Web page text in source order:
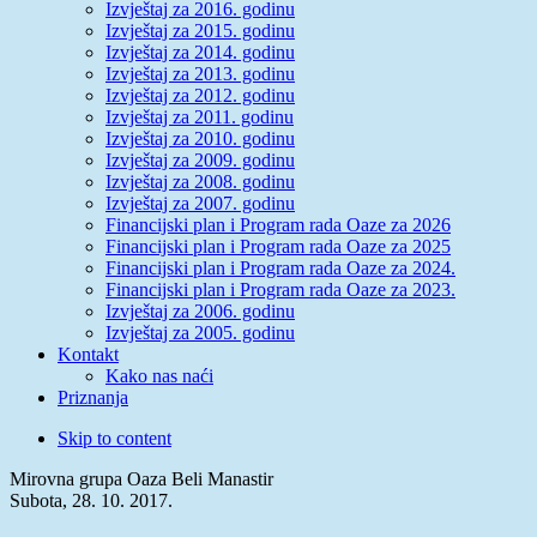
Izvještaj za 2016. godinu
Izvještaj za 2015. godinu
Izvještaj za 2014. godinu
Izvještaj za 2013. godinu
Izvještaj za 2012. godinu
Izvještaj za 2011. godinu
Izvještaj za 2010. godinu
Izvještaj za 2009. godinu
Izvještaj za 2008. godinu
Izvještaj za 2007. godinu
Financijski plan i Program rada Oaze za 2026
Financijski plan i Program rada Oaze za 2025
Financijski plan i Program rada Oaze za 2024.
Financijski plan i Program rada Oaze za 2023.
Izvještaj za 2006. godinu
Izvještaj za 2005. godinu
Kontakt
Kako nas naći
Priznanja
Skip to content
Mirovna grupa Oaza Beli Manastir
Subota, 28. 10. 2017.